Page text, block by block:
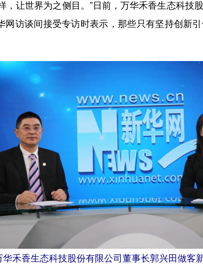
，让世界为之侧目。”日前，万华禾香生态科技
网访谈间接受专访时表示，那些只有坚持创新
华禾香生态科技股份有限公司董事长郭兴田做客